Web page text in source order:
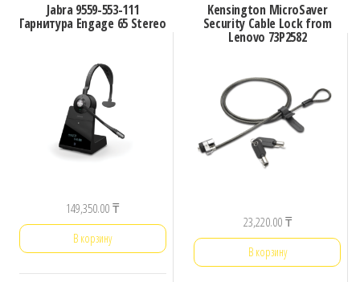
Jabra 9559-553-111
Гарнитура Engage 65 Stereo
149,350.00₸
В корзину
Kensington MicroSaver
Security Cable Lock from
Lenovo 73P2582
23,220.00₸
В корзину